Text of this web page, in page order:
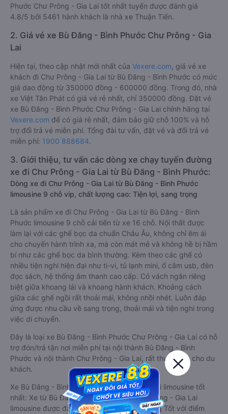
Phước Chư Prông - Gia Lai tốt nhất tuyến được đánh giá
4.8/5 bởi 5461 hành khách là nhà xe Thuận Tiến.
2. Giá vé xe Bù Đăng - Bình Phước Chư Prông - Gia
Lai
Hiện tại, theo cập nhật mới nhất của Vexere.com , giá vé xe
khách đi Chư Prông - Gia Lai từ Bù Đăng - Bình Phước có mức
giá dao động từ 350000 đồng - 600000 đồng. Trong đó, nhà
xe Việt Tân Phát có giá vé rẻ nhất, chỉ 350000 đồng. Đặt vé
xe Bù Đăng - Bình Phước Chư Prông - Gia Lai chính hãng tại
Vexere.com để có giá rẻ nhất, đảm bảo giữ chỗ 100% và hỗ
trợ đổi trả vé miễn phí. Tổng đài tư vấn, đặt vé và đổi trả vé
miễn phí: 1900 888684.
3. Giới thiệu, tư vấn các dòng xe chạy tuyến đường
xe đi Chư Prông - Gia Lai từ Bù Đăng - Bình Phước:
Dòng xe đi Chư Prông - Gia Lai từ Bù Đăng - Bình Phước
limousine 9 chỗ vip, chất lượng cao: Tiện lợi, sang trọng
Là sản phẩm xe đi Chư Prông - Gia Lai từ Bù Đăng - Bình
Phước limousine 9 chỗ cải tiến từ xe 16 chỗ. Nội thất được
làm lại với các ghế bọc da chuẩn Châu Âu, không chỉ êm ái
cho chuyến hành trình xa, mà còn mát mẻ và không hề bị hầm
bí như các ghế bọc da bình thường. Kèm theo các ghế có
nhiều tiện nghi hiện đại như ti-vi, tủ lạnh mini, ổ cắm usb, đèn
đọc sách, hệ thống âm thanh cao cấp. Có vách ngăn riêng
biệt giữa khoang lái và khoang hành khách. Khoảng cách
giữa các ghế ngồi rất thoải mái, không nhồi nhét. Luôn đáp
ứng được nhu cầu về sang trọng, thoải mái và tiện nghi trong
việc di chuyển.
Đây là loại xe Bù Đăng - Bình Phước Chư Prông - Gia Lai có hỗ
trợ đón/trả tận nơi miễn phí tại nội thành Bù Đăng - Bình
Phước và nội thành Chư Prông - Gia Lai, rất thuận tiện cho du
khách.
Xe Bù Đăng - Bình Phước Chư Prông - Gia Lai limousine tốt
nhất: Xe từ Bù Đăng - Bình Phước đi Chư Prông - Gia Lai
limousine được đánh giá chung có chất lượng Tốt với điểm